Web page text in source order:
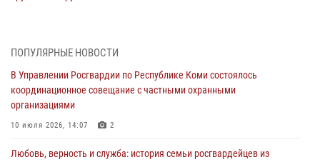
для добровольной сдачи оружия
31 июля 2026, 10:55
Временно исполняющий обязанности начальника Управления
Росгвардии по Республике Коми лично проверил ДОЛ «Орленок»
ПОПУЛЯРНЫЕ НОВОСТИ
В Управлении Росгвардии по Республике Коми состоялось
координационное совещание с частными охранными
организациями
10 июля 2026, 14:07 2
Любовь, верность и служба: история семьи росгвардейцев из